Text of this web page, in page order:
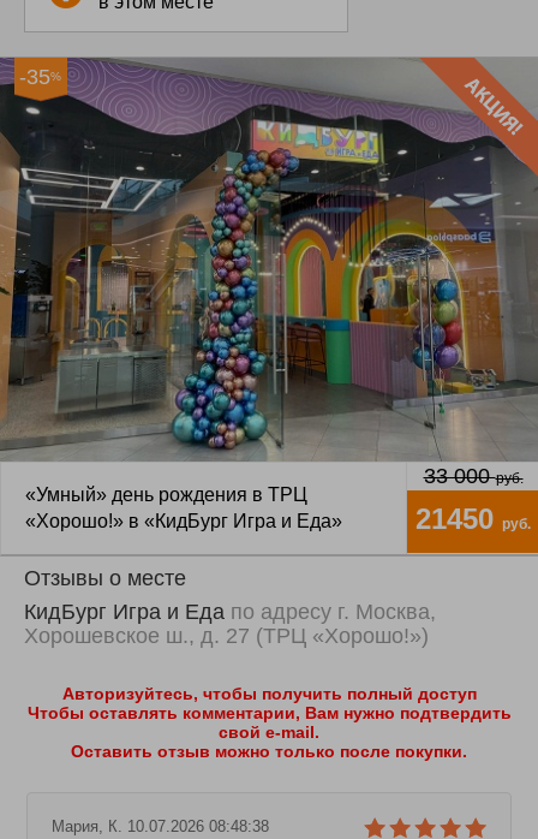
-35%
«Умный» день рождения в ТРЦ
«Хорошо!» в «КидБург Игра и Еда»
33 000руб.
21450 руб.
Отзывы о месте
КидБург Игра и Еда по адресу г. Москва,
Хорошевское ш., д. 27 (ТРЦ «Хорошо!»)
Авторизуйтесь, чтобы получить полный доступ
Чтобы оставлять комментарии, Вам нужно подтвердить
свой e-mail.
Оставить отзыв можно только после покупки.
Мария, К. 10.07.2026 08:48:38